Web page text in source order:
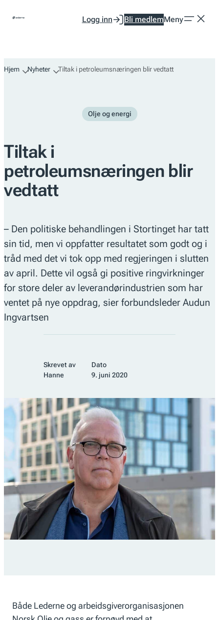
Logg inn Bli medlemMeny
Hjem Nyheter Tiltak i petroleumsnæringen blir vedtatt
Olje og energi
Tiltak i
petroleumsnæringen blir
vedtatt
– Den politiske behandlingen i Stortinget har tatt
sin tid, men vi oppfatter resultatet som godt og i
tråd med det vi tok opp med regjeringen i slutten
av april. Dette vil også gi positive ringvirkninger
for store deler av leverandørindustrien som har
ventet på nye oppdrag, sier forbundsleder Audun
Ingvartsen
Skrevet av
Hanne
Dato
9. juni 2020
Både Lederne og arbeidsgiverorganisasjonen